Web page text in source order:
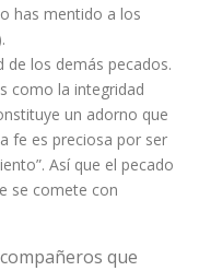
has mentido a los
de los demás pecados.
como la integridad
un adorno que
fe es preciosa por ser
Así que el pecado
se comete con
que